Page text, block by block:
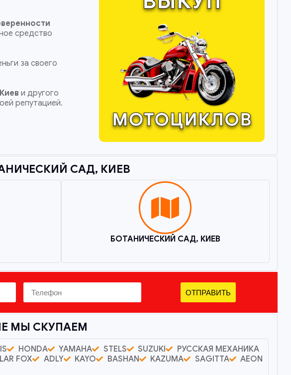
средство
за своего
и другого
репутацией.
САД, КИЕВ​
БОТАНИЧЕСКИЙ САД, КИЕВ
ОТПРАВИТЬ
МЫ СКУПАЕМ
HONDA YAMAHA STELS SUZUKI
РУССКАЯ МЕХАНИКА
FOX ADLY KAYO BASHAN KAZUMA SAGITTA
AEON